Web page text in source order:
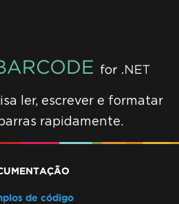
ler, escrever e formatar
rapidamente.
de código